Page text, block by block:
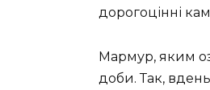
дорогоцінні
Мармур, яким
доби. Так,